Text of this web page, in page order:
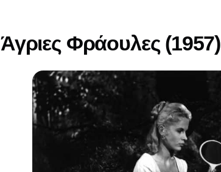
Άγριες Φράουλες (1957)